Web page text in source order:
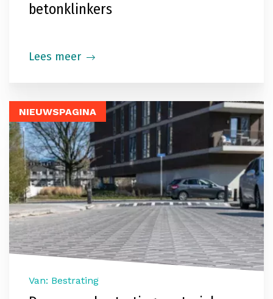
betonklinkers
Lees meer
NIEUWSPAGINA
Van: Bestrating